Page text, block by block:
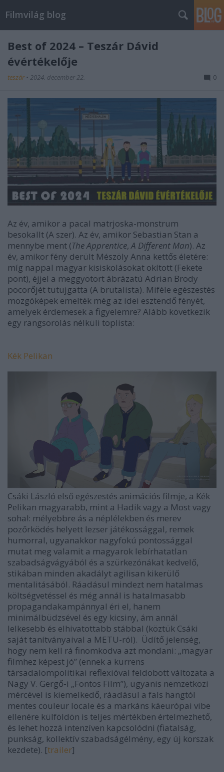
Filmvilág blog
Best of 2024 – Teszár Dávid
évértékelője
teszár • 2024. december 22. 0
Az év, amikor a pacal matrjoska-monstrum
besokallt (A szer). Az év, amikor Sebastian Stan a
mennybe ment (The Apprentice,A Different Man). Az
év, amikor fény derült Mészöly Anna kettős életére:
míg nappal magyar kisiskolásokat okított (Fekete
pont), éjjel a meggyötört ábrázatú Adrian Brody
pöcörőjét tutujgatta (A brutalista). Miféle egészestés
mozgóképek emelték még az idei esztendő fényét,
amelyek érdemesek a figyelemre? Alább következik
egy rangsorolás nélküli toplista:
Kék Pelikan
Csáki László első egészestés animációs filmje, a Kék
Pelikan magyarabb, mint a Hadik vagy a Most vagy
soha!: mélyebbre ás a néplélekben és merev
pozőrködés helyett lezser játékossággal, remek
humorral, ugyanakkor nagyfokú pontossággal
mutat meg valamit a magyarok lebírhatatlan
szabadságvágyából és a szürkezónákat kedvelő,
stikában minden akadályt agilisan kikerülő
mentalitásából. Ráadásul mindezt nem hatalmas
költségvetéssel és még annál is hatalmasabb
propagandakampánnyal éri el, hanem
minimálbüdzsével és egy kicsiny, ám annál
lelkesebb és elhivatottabb stábbal (köztük Csáki
saját tanítványaival a METU-ról). Üdítő jelenség,
hogy nem kell rá finomkodva azt mondani: „magyar
filmhez képest jó” (ennek a kurrens
társadalompolitikai reflexióval feldobott változata a
Nagy V. Gergő-i „Fontos Film”), ugyanis nemzetközi
mércével is kiemelkedő, ráadásul a fals hangtól
mentes couleur locale és a markáns káeurópai vibe
ellenére külföldön is teljes mértékben értelmezhető,
és lehet hozzá intenzíven kapcsolódni (fiatalság,
punkság, kollektív szabadságélmény, egy új korszak
kezdete). [trailer]